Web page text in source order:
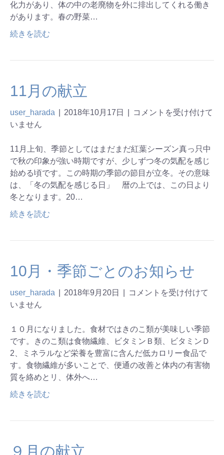
化力があり、体の中の老廃物を外に排出してくれる働き
があります。春の野菜…
続きを読む
11月の献立
user_harada 2018年10月17日
コメントを受け付けて
いません
11月上旬、季節としてはまだまだ紅葉シーズン真っ只中
で秋の印象が強い時期ですが、少しずつ冬の気配を感じ
始める頃です。この時期の季節の節目が立冬。その意味
は、「冬の気配を感じる日」 暦の上では、この日より
冬となります。20…
続きを読む
10月・季節ごとのお知らせ
user_harada 2018年9月20日
コメントを受け付けて
いません
１０月になりました。食材ではきのこ類が美味しい季節
です。きのこ類は食物繊維、ビタミンＢ類、ビタミンＤ
2、ミネラルなど栄養を豊富に含んだ低カロリー食品で
す。食物繊維が多いことで、便通の改善と体内の有害物
質を絡めとリ、体外へ…
続きを読む
９月の献立